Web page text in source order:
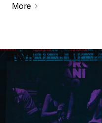
More